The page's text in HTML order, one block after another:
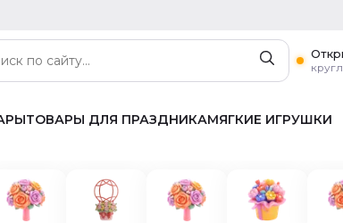
ТОВАРЫ ДЛЯ ПРАЗДНИКАМЯГКИЕ ИГРУШКИ